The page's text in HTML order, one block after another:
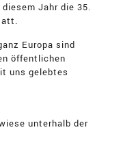
Jahr die 35.
Europa sind
öffentlichen
uns gelebtes
unterhalb der